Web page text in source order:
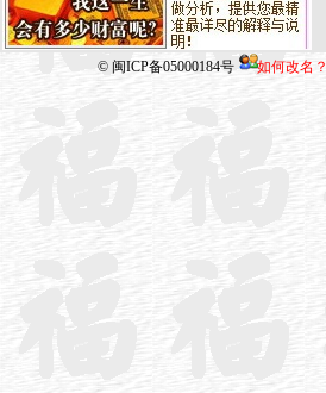
© 闽ICP备05000184号 如何改名？